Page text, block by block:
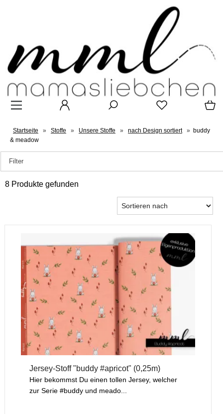
Startseite » Stoffe » Unsere Stoffe » nach Design sortiert » buddy
& meadow
Filter
8 Produkte gefunden
Jersey-Stoff "buddy #apricot" (0,25m)
Hier bekommst Du einen tollen Jersey, welcher
zur Serie #buddy und meado...